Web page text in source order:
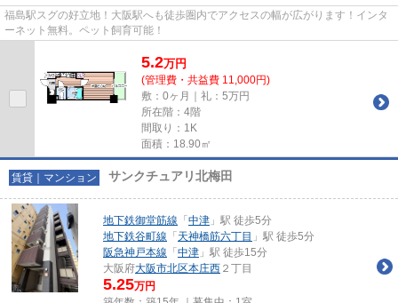
福島駅スグの好立地！大阪駅へも徒歩圏内でアクセスの幅が広がります！インタ
ーネット無料。ペット飼育可能！
5.2万円
(管理費・共益費 11,000円)
敷：0ヶ月｜礼：5万円
所在階：4階
間取り：1K
面積：18.90㎡
賃貸｜マンション サンクチュアリ北梅田
地下鉄御堂筋線 「 中津 」駅 徒歩5分
地下鉄谷町線 「 天神橋筋六丁目 」駅 徒歩5分
阪急神戸本線 「 中津 」駅 徒歩15分
大阪府大阪市北区本庄西 ２丁目
5.25万円